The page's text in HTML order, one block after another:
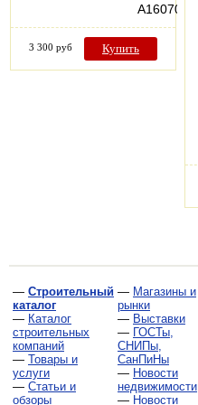
A16070
3 300 руб Купить
— Строительный
каталог
— Каталог
строительных
компаний
— Товары и
услуги
— Статьи и
обзоры
— Магазины и
рынки
— Выставки
— ГОСТы,
СНИПы,
СанПиНы
— Новости
недвижимости
— Новости